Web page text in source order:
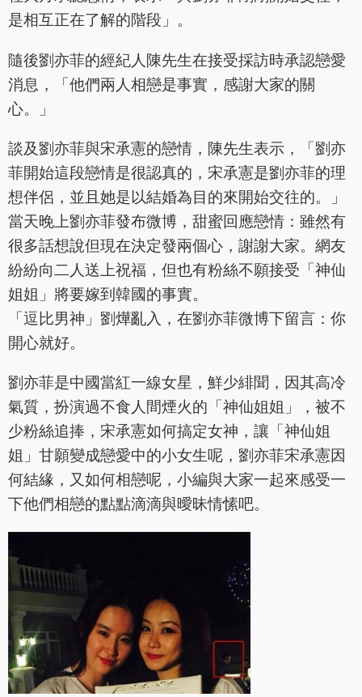
是相互正在了解的階段」。
隨後劉亦菲的經紀人陳先生在接受採訪時承認戀愛
消息，「他們兩人相戀是事實，感謝大家的關
心。」
談及劉亦菲與宋承憲的戀情，陳先生表示，「劉亦
菲開始這段戀情是很認真的，宋承憲是劉亦菲的理
想伴侶，並且她是以結婚為目的來開始交往的。」
當天晚上劉亦菲發布微博，甜蜜回應戀情：雖然有
很多話想說但現在決定發兩個心，謝謝大家。網友
紛紛向二人送上祝福，但也有粉絲不願接受「神仙
姐姐」將要嫁到韓國的事實。
「逗比男神」劉燁亂入，在劉亦菲微博下留言：你
開心就好。
劉亦菲是中國當紅一線女星，鮮少緋聞，因其高冷
氣質，扮演過不食人間煙火的「神仙姐姐」，被不
少粉絲追捧，宋承憲如何搞定女神，讓「神仙姐
姐」甘願變成戀愛中的小女生呢，劉亦菲宋承憲因
何結緣，又如何相戀呢，小編與大家一起來感受一
下他們相戀的點點滴滴與曖昧情愫吧。